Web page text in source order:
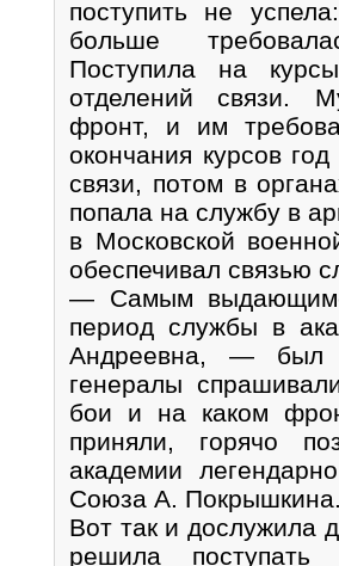
поступить не
больше
Поступила на
отделений связи.
фронт, и им
окончания курсов
связи, потом в
попала на службу в
в Московской
обеспечивал связью
— Самым
период службы в
Андреевна, — был
генералы
бои и на каком
приняли, горячо
академии
Союза А.
Вот так и дослужила
решила поступать